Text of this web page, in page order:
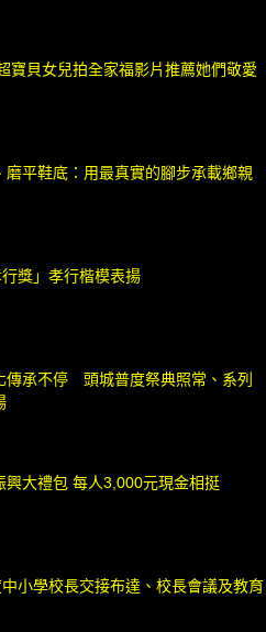
寶貝女兒拍全家福影片推薦她們敬愛
磨平鞋底：用最真實的腳步承載鄉親
行獎」孝行楷模表揚
傳承不停 頭城普度祭典照常、系列
興大禮包 每人3,000元現金相挺
小學校長交接布達、校長會議及教育